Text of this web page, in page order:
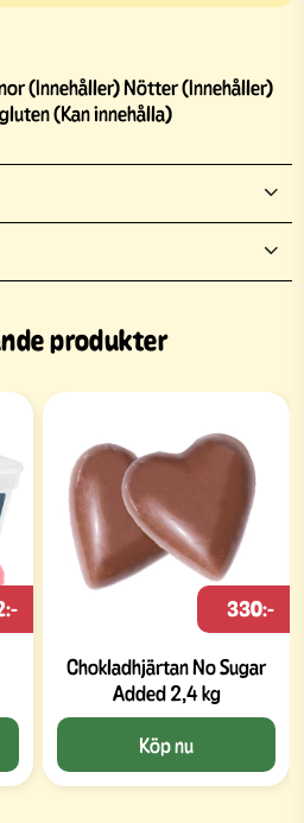
(Innehåller) Nötter (Innehåller)
(Kan innehålla)
produkter
Chokladhjärtan No Sugar
Added 2,4 kg
330:-
Köp nu